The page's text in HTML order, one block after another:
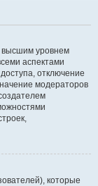
уровнем
аспектами
отключение
модераторов
которые